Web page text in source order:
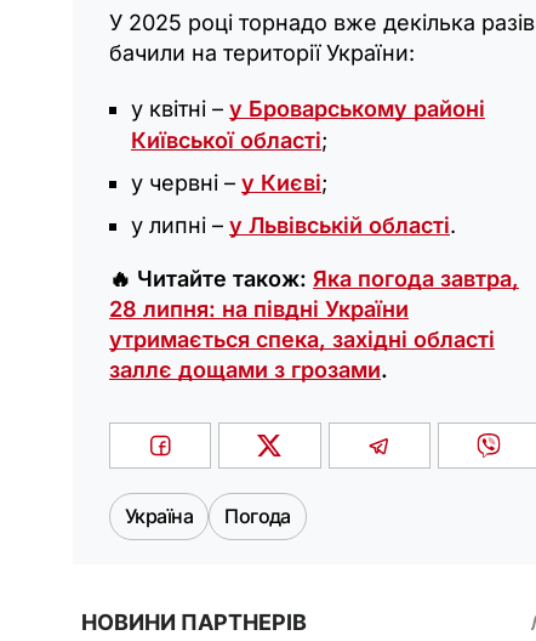
У 2025 році торнадо вже декілька разів
бачили на території України:
у квітні – у Броварському районі
Київської області;
у червні – у Києві;
у липні – у Львівській області.
🔥 Читайте також: Яка погода завтра,
28 липня: на півдні України
утримається спека, західні області
заллє дощами з грозами.
Україна Погода